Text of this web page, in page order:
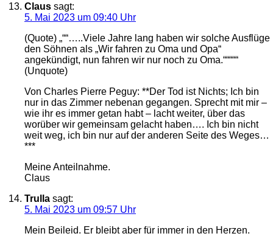
Claus sagt:
5. Mai 2023 um 09:40 Uhr
(Quote) „““…..Viele Jahre lang haben wir solche Ausflüge
den Söhnen als „Wir fahren zu Oma und Opa“
angekündigt, nun fahren wir nur noch zu Oma.“““““
(Unquote)
Von Charles Pierre Peguy: **Der Tod ist Nichts; Ich bin
nur in das Zimmer nebenan gegangen. Sprecht mit mir –
wie ihr es immer getan habt – lacht weiter, über das
worüber wir gemeinsam gelacht haben…. Ich bin nicht
weit weg, ich bin nur auf der anderen Seite des Weges…
***
Meine Anteilnahme.
Claus
Trulla sagt:
5. Mai 2023 um 09:57 Uhr
Mein Beileid. Er bleibt aber für immer in den Herzen.